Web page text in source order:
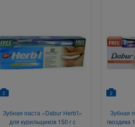
2
Зубная паста «Dabur Herb'l»
для курильщиков 150 г с
2
Зубная
гвоздика